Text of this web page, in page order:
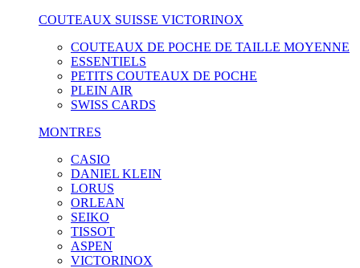
COUTEAUX SUISSE VICTORINOX
COUTEAUX DE POCHE DE TAILLE MOYENNE
ESSENTIELS
PETITS COUTEAUX DE POCHE
PLEIN AIR
SWISS CARDS
MONTRES
CASIO
DANIEL KLEIN
LORUS
ORLEAN
SEIKO
TISSOT
ASPEN
VICTORINOX